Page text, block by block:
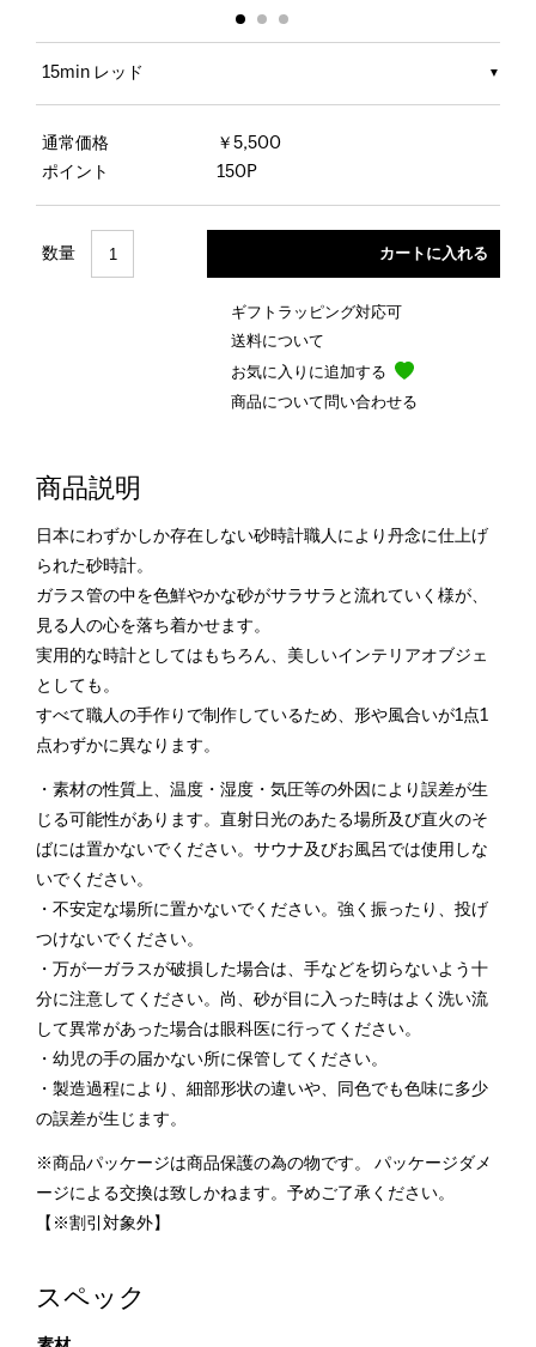
15min レッド
通常価格
￥5,500
ポイント
150P
数量
ギフトラッピング対応可
送料について
お気に入りに追加する
商品について問い合わせる
商品説明
日本にわずかしか存在しない砂時計職人により丹念に仕上げ
られた砂時計。
ガラス管の中を色鮮やかな砂がサラサラと流れていく様が、
見る人の心を落ち着かせます。
実用的な時計としてはもちろん、美しいインテリアオブジェ
としても。
すべて職人の手作りで制作しているため、形や風合いが1点1
点わずかに異なります。
・素材の性質上、温度・湿度・気圧等の外因により誤差が生
じる可能性があります。直射日光のあたる場所及び直火のそ
ばには置かないでください。サウナ及びお風呂では使用しな
いでください。
・不安定な場所に置かないでください。強く振ったり、投げ
つけないでください。
・万が一ガラスが破損した場合は、手などを切らないよう十
分に注意してください。尚、砂が目に入った時はよく洗い流
して異常があった場合は眼科医に行ってください。
・幼児の手の届かない所に保管してください。
・製造過程により、細部形状の違いや、同色でも色味に多少
の誤差が生じます。
※商品パッケージは商品保護の為の物です。 パッケージダメ
ージによる交換は致しかねます。予めご了承ください。
【※割引対象外】
スペック